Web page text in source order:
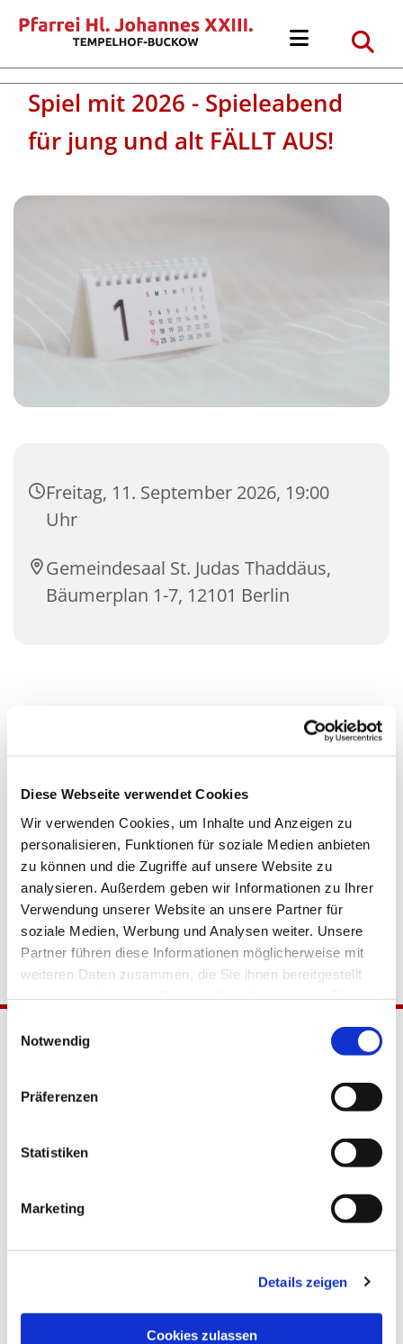
Diese Webseite verwendet Cookies
Wir verwenden Cookies, um Inhalte und Anzeigen zu
personalisieren, Funktionen für soziale Medien anbieten
zu können und die Zugriffe auf unsere Website zu
analysieren. Außerdem geben wir Informationen zu Ihrer
Verwendung unserer Website an unsere Partner für
soziale Medien, Werbung und Analysen weiter. Unsere
Partner führen diese Informationen möglicherweise mit
weiteren Daten zusammen, die Sie ihnen bereitgestellt
Notwendig
Präferenzen
Statistiken
Marketing
Details zeigen
Cookies zulassen
Spiel mit 2026 - Spieleabend
für jung und alt FÄLLT AUS!
Freitag, 11. September 2026, 19:00
Uhr
Gemeindesaal St. Judas Thaddäus,
Bäumerplan 1-7, 12101 Berlin
Tempelhof-Buckow
Gottesdienste